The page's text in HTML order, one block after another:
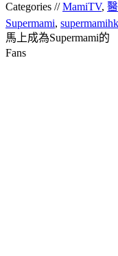
Categories //MamiTV,
Supermami, supermamihk
馬上成為Supermami的
Fans